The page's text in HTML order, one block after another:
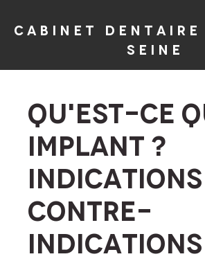
Cabinet
seine
QU'EST-CE
IMPLANT ?
CONTRE-
INDICATIONS